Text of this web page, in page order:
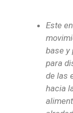
Este
base y
para
de las
hacia